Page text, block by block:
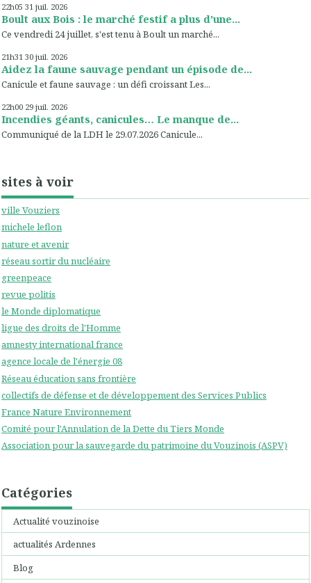
22h05 31 juil. 2026
Boult aux Bois : le marché festif a plus d'une...
Ce vendredi 24 juillet, s'est tenu à Boult un marché...
21h31 30 juil. 2026
Aidez la faune sauvage pendant un épisode de...
Canicule et faune sauvage : un défi croissant Les...
22h00 29 juil. 2026
Incendies géants, canicules… Le manque de...
Communiqué de la LDH le 29.07.2026 Canicule...
sites à voir
ville Vouziers
michele leflon
nature et avenir
réseau sortir du nucléaire
greenpeace
revue politis
le Monde diplomatique
ligue des droits de l'Homme
amnesty international france
agence locale de l'énergie 08
Réseau éducation sans frontière
collectifs de défense et de développement des Services Publics
France Nature Environnement
Comité pour l'Annulation de la Dette du Tiers Monde
Association pour la sauvegarde du patrimoine du Vouzinois (ASPV)
Catégories
Actualité vouzinoise
actualités Ardennes
Blog